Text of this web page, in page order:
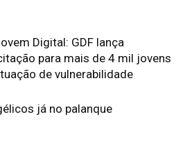
Digital: GDF lança
para mais de 4 mil jovens
de vulnerabilidade
já no palanque